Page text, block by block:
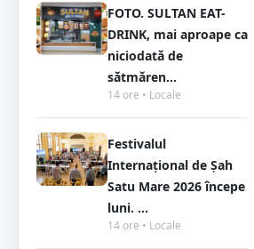
FOTO. SULTAN EAT-
DRINK, mai aproape ca
niciodată de
sătmăren...
14 ore • Locale
Festivalul
Internațional de Șah
Satu Mare 2026 începe
luni. ...
14 ore • Locale